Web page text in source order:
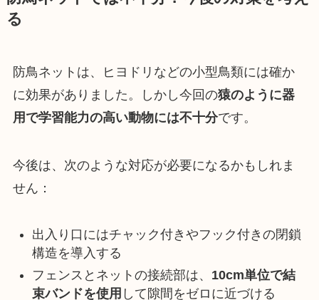
る
防鳥ネットは、ヒヨドリなどの小型鳥類には確か
に効果がありました。しかし今回の猿のように器
用で学習能力の高い動物には不十分です。
今後は、次のような対応が必要になるかもしれま
せん：
出入り口にはチャック付きやフック付きの閉鎖
構造を導入する
フェンスとネットの接続部は、 10cm単位で結
束バンドを使用 して隙間をゼロに近づける